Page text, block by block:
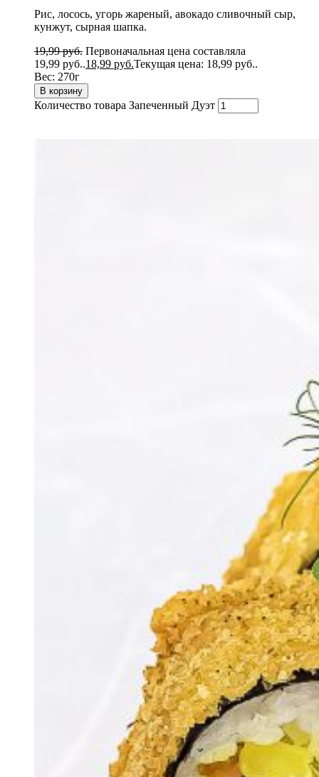
Рис, лосось, угорь жареный, авокадо сливочный сыр,
кунжут, сырная шапка.
19,99руб. Первоначальная цена составляла
19,99 руб..18,99 руб.Текущая цена: 18,99 руб..
Вес: 270г
В корзину
Количество товара Запеченный Дуэт